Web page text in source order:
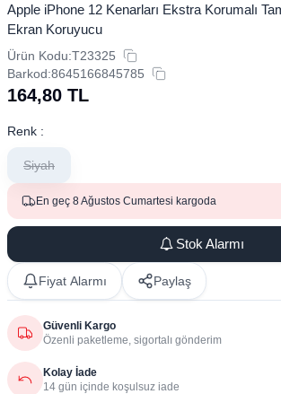
Apple iPhone 12 Kenarları Ekstra Korumalı
Ekran Koruyucu
Ürün Kodu:T23325
Barkod:8645166845785
164,80 TL
Renk :
Siyah
En geç 8 Ağustos Cumartesi kargoda
Stok Alarmı
Fiyat Alarmı Paylaş
Güvenli Kargo
Özenli paketleme, sigortalı gönderim
Kolay İade
14 gün içinde koşulsuz iade